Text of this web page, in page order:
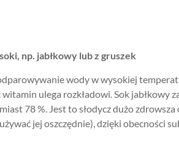
np. jabłkowy lub z gruszek
wody w wysokiej
ulega rozkładowi. Sok jabłkowy
78 %. Jest to słodycz dużo
jej oszczędnie), dzięki obecności